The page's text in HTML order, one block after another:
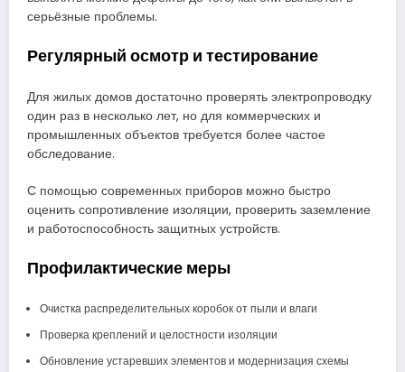
серьёзные проблемы.
Регулярный осмотр и тестирование
Для жилых домов достаточно проверять электропроводку
один раз в несколько лет, но для коммерческих и
промышленных объектов требуется более частое
обследование.
С помощью современных приборов можно быстро
оценить сопротивление изоляции, проверить заземление
и работоспособность защитных устройств.
Профилактические меры
Очистка распределительных коробок от пыли и влаги
Проверка креплений и целостности изоляции
Обновление устаревших элементов и модернизация схемы